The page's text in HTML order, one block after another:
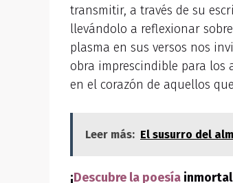
transmitir, a través de su
llevándolo a reflexionar
plasma en sus versos nos
obra imprescindible para los
en el corazón de aquellos
Leer más: El susurro del
¡Descubre la poesía